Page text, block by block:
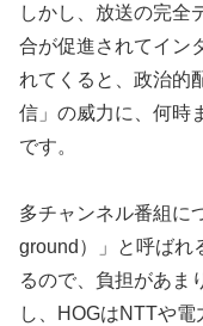
しかし、放送の完全
合が促進されてイン
れてくると、政治的
信」の威力に、何時
です。
多チャンネル番組に
ground）」と呼ばれ
るので、負担があま
し、HOGはNTTや